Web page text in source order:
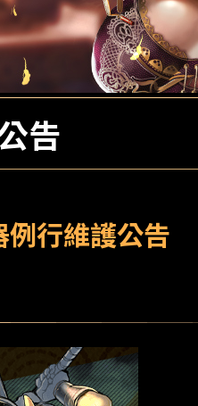
告
行維護公告